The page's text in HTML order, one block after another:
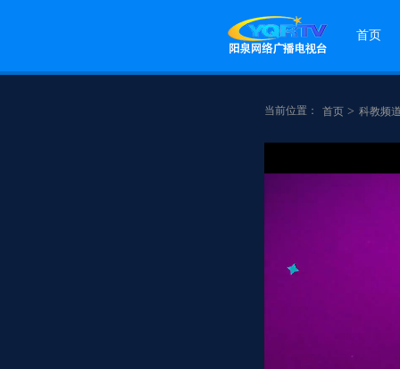
首页
当前位置： 首页 > 科教频